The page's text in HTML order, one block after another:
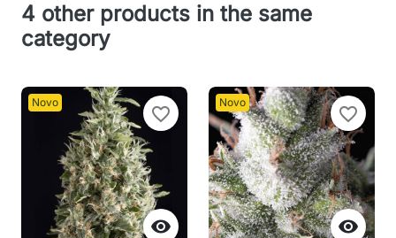
4 other products in the same
category
Novo

favorite_border
Novo

favorite_border